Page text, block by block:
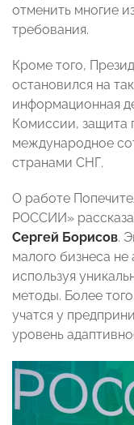
отменить многие
требования.
Кроме того,
остановился на
информационная
Комиссии, защита
международное
странами СНГ.
О работе
РОССИИ»
Сергей Борисов.
малого бизнеса не
используя
методы. Более
учатся у
уровень